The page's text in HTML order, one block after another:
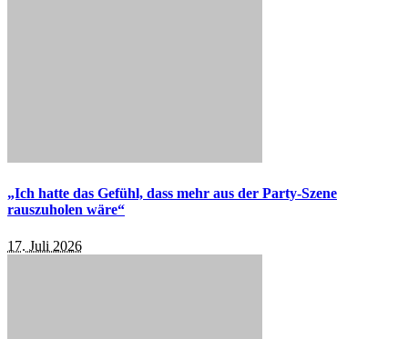
„Ich hatte das Gefühl, dass mehr aus der Party-Szene
rauszuholen wäre“
17. Juli 2026